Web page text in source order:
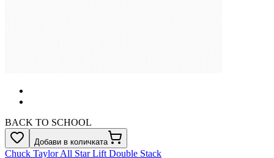
BACK TO SCHOOL
Добави в количката
Chuck Taylor All Star Lift Double Stack